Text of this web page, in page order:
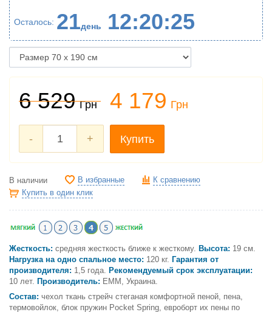
Осталось 21день 12 20 25
6 529 Грн 4 179 Грн
- + Купить
В наличии В избранные
К сравнению
Купить в один клик
Жесткость: средняя жесткость ближе к жесткому. Высота: 19 см.
Нагрузка на одно спальное место: 120 кг. Гарантия от
производителя: 1,5 года.
Рекомендуемый срок эксплуатации:
10 лет.
Производитель: ЕММ, Украина.
Состав: чехол ткань стрейч стеганая комфортной пеной, пена,
термовойлок, блок пружин Pocket Spring, евроборт их пены по